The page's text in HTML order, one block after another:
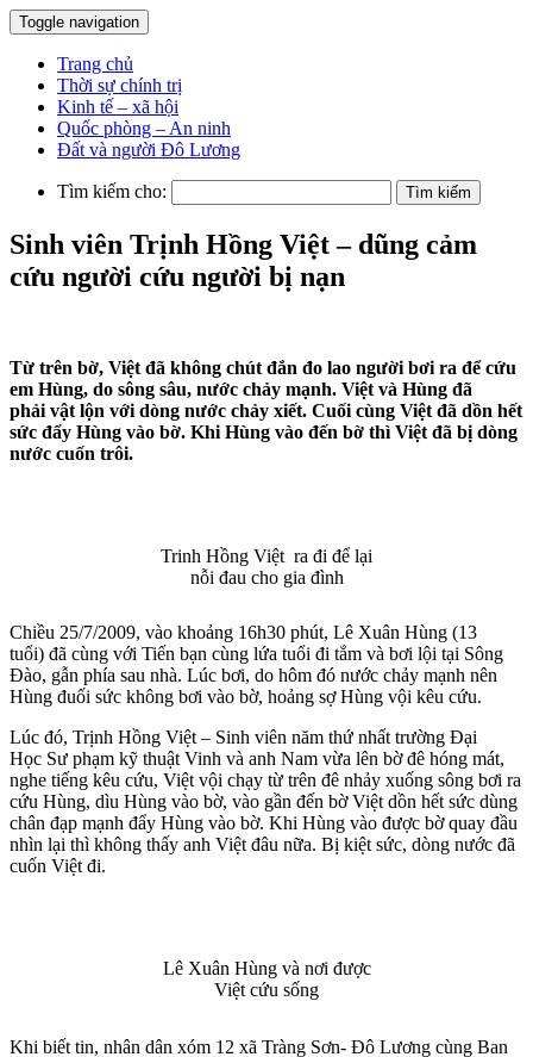
Toggle navigation
Trang chủ
Thời sự chính trị
Kinh tế – xã hội
Quốc phòng – An ninh
Đất và người Đô Lương
Tìm kiếm cho:
Sinh viên Trịnh Hồng Việt – dũng cảm
cứu người cứu người bị nạn
Từ trên bờ, Việt đã không chút đắn đo lao người bơi ra để cứu
em Hùng, do sông sâu, nước chảy mạnh. Việt và Hùng đã
phải vật lộn với dòng nước chảy xiết. Cuối cùng Việt đã dồn hết
sức đẩy Hùng vào bờ. Khi Hùng vào đến bờ thì Việt đã bị dòng
nước cuốn trôi.
Trinh Hồng Việt ra đi để lại
nỗi đau cho gia đình
Chiều 25/7/2009, vào khoảng 16h30 phút, Lê Xuân Hùng (13
tuổi) đã cùng với Tiến bạn cùng lứa tuổi đi tắm và bơi lội tại Sông
Đào, gẫn phía sau nhà. Lúc bơi, do hôm đó nước chảy mạnh nên
Hùng đuối sức không bơi vào bờ, hoảng sợ Hùng vội kêu cứu.
Lúc đó, Trịnh Hồng Việt – Sinh viên năm thứ nhất trường Đại
Học Sư phạm kỹ thuật Vinh và anh Nam vừa lên bờ đê hóng mát,
nghe tiếng kêu cứu, Việt vội chạy từ trên đê nhảy xuống sông bơi ra
cứu Hùng, dìu Hùng vào bờ, vào gần đến bờ Việt dồn hết sức dùng
chân đạp mạnh đẩy Hùng vào bờ. Khi Hùng vào được bờ quay đầu
nhìn lại thì không thấy anh Việt đâu nữa. Bị kiệt sức, dòng nước đã
cuốn Việt đi.
Lê Xuân Hùng và nơi được
Việt cứu sống
Khi biết tin, nhân dân xóm 12 xã Tràng Sơn- Đô Lương cùng Ban